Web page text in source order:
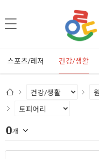
스포츠/레저 건강/생활
0개